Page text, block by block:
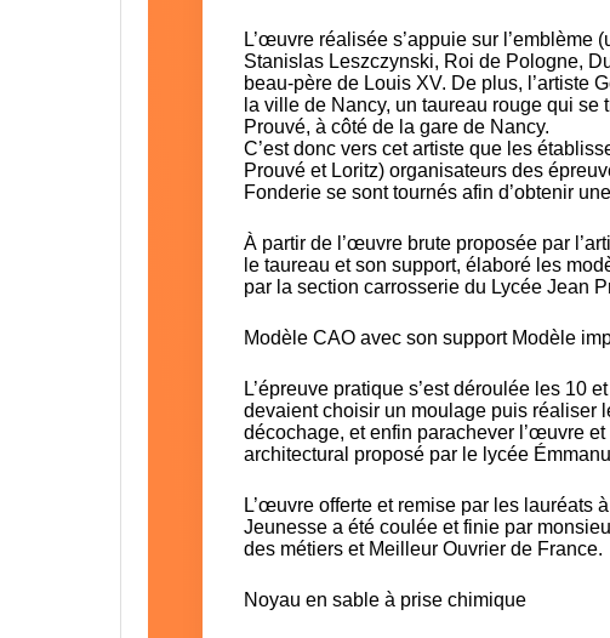
L’œuvre réalisée s’appuie sur l’emblème
Stanislas Leszczynski, Roi de Pologne,
beau-père de Louis XV. De plus, l’artiste
la ville de Nancy, un taureau rouge qui se
Prouvé, à côté de la gare de Nancy.
C’est donc vers cet artiste que les
Prouvé et Loritz) organisateurs des
Fonderie se sont tournés afin d’obtenir
À partir de l’œuvre brute proposée par
le taureau et son support, élaboré les
par la section carrosserie du Lycée Jean
Modèle CAO avec son support Modèle
L’épreuve pratique s’est déroulée les 10
devaient choisir un moulage puis réaliser
décochage, et enfin parachever l’œuvre
architectural proposé par le lycée
L’œuvre offerte et remise par les lauréats
Jeunesse a été coulée et finie par
des métiers et Meilleur Ouvrier de France.
Noyau en sable à prise chimique